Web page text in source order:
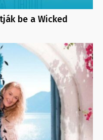
be a Wicked